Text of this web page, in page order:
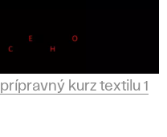
prípravný kurz textilu 1